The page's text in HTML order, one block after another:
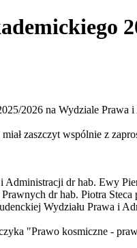
2026 na Wydziale
zaszczyt wspólnie z
Administracji dr hab. Ewy
dr hab. Piotra Steca
Wydziału Prawa i
"Prawo kosmiczne -